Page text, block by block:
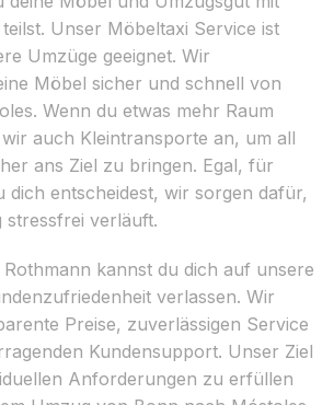
Unser Möbeltaxi Service ist
Umzüge geeignet. Wir
Möbel sicher und schnell von
Wenn du etwas mehr Raum
auch Kleintransporte an, um all
ans Ziel zu bringen. Egal, für
dich entscheidest, wir sorgen dafür,
stressfrei verläuft.
kannst du dich auf unsere
verlassen. Wir
Preise, zuverlässigen Service
Kundensupport. Unser Ziel
Anforderungen zu erfüllen